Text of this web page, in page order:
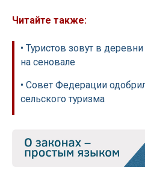
Читайте также:
• Туристов зовут в
на сеновале
• Совет Федерации
сельского туризма